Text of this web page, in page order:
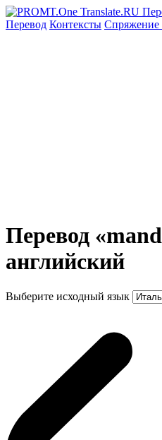
Перевод Контексты Спряжение
Перевод
английский
Выберите исходный язык